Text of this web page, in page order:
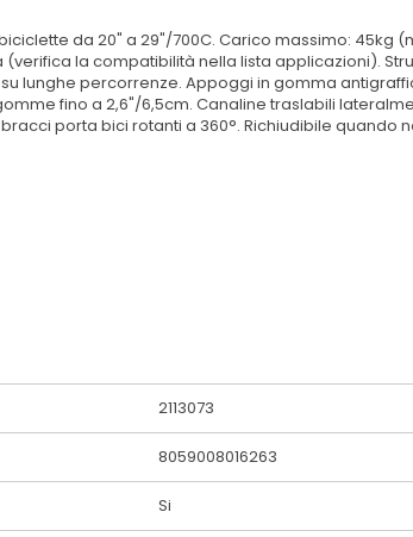
da 20" a 29"/700C. Carico massimo: 45kg
la compatibilità nella lista applicazioni).
lunghe percorrenze. Appoggi in gomma
fino a 2,6"/6,5cm. Canaline traslabili
porta bici rotanti a 360°. Richiudibile quando
2113073
8059008016263
Si